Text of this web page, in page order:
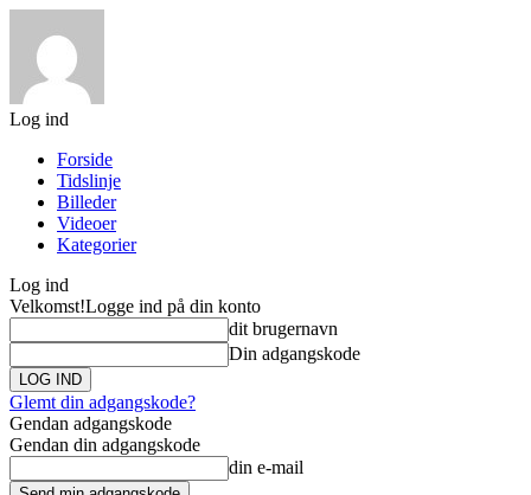
Log ind
Forside
Tidslinje
Billeder
Videoer
Kategorier
Log ind
Velkomst!Logge ind på din konto
dit brugernavn
Din adgangskode
Glemt din adgangskode?
Gendan adgangskode
Gendan din adgangskode
din e-mail